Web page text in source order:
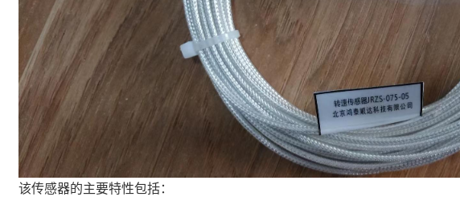
该传感器的主要特性包括：